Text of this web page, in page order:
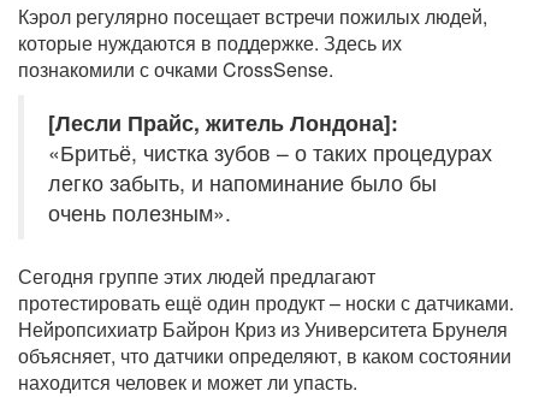
Кэрол регулярно посещает встречи пожилых людей,
которые нуждаются в поддержке. Здесь их
познакомили с очками CrossSense.
[Лесли Прайс, житель Лондона]:
«Бритьё, чистка зубов – о таких процедурах
легко забыть, и напоминание было бы
очень полезным».
Сегодня группе этих людей предлагают
протестировать ещё один продукт – носки с датчиками.
Нейропсихиатр Байрон Криз из Университета Брунеля
объясняет, что датчики определяют, в каком состоянии
находится человек и может ли упасть.